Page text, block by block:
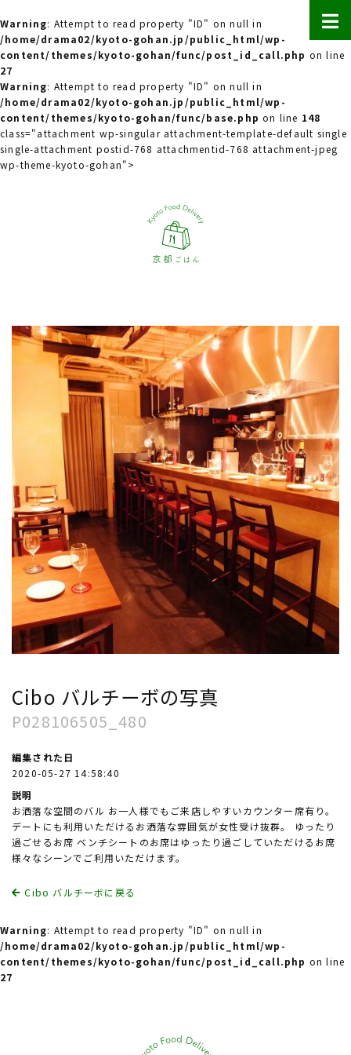
Warning: Attempt to read property "ID" on null in
/home/drama02/kyoto-gohan.jp/public_html/wp-
content/themes/kyoto-gohan/func/post_id_call.php on line
27
Warning: Attempt to read property "ID" on null in
/home/drama02/kyoto-gohan.jp/public_html/wp-
content/themes/kyoto-gohan/func/base.php on line 148
class="attachment wp-singular attachment-template-default single
single-attachment postid-768 attachmentid-768 attachment-jpeg
wp-theme-kyoto-gohan">
Cibo バルチーボの写真
P028106505_480
編集された日
2020-05-27 14:58:40
説明
お洒落な空間のバル お一人様でもご来店しやすいカウンター席有り。
デートにも利用いただけるお洒落な雰囲気が女性受け抜群。 ゆったり
過ごせるお席 ベンチシートのお席はゆったり過ごしていただけるお席
様々なシーンでご利用いただけます。
Cibo バルチーボに戻る
Warning: Attempt to read property "ID" on null in
/home/drama02/kyoto-gohan.jp/public_html/wp-
content/themes/kyoto-gohan/func/post_id_call.php on line
27